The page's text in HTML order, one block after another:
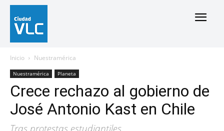
Inicio Nuestramérica
Nuestramérica Planeta
Crece rechazo al gobierno de
José Antonio Kast en Chile